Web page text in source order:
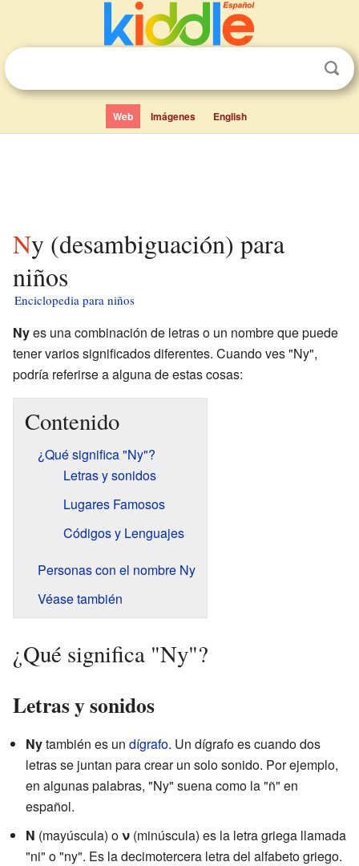
Web Imágenes English
Ny (desambiguación) para
niños
Enciclopedia para niños
Nyes una combinación de letras o un nombre que puede
tener varios significados diferentes. Cuando ves "Ny",
podría referirse a alguna de estas cosas:
Contenido
¿Qué significa "Ny"?
Letras y sonidos
Lugares Famosos
Códigos y Lenguajes
Personas con el nombre Ny
Véase también
¿Qué significa "Ny"?
Letras y sonidos
Nytambién es un dígrafo. Un dígrafo es cuando dos
letras se juntan para crear un solo sonido. Por ejemplo,
en algunas palabras, "Ny" suena como la "ñ" en
español.
Ν (mayúscula) oν (minúscula) es la letra griega llamada
"ni" o "ny". Es la decimotercera letra del alfabeto griego.